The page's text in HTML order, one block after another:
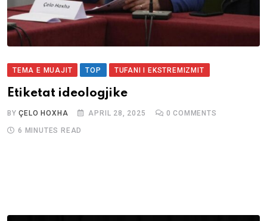
TEMA E MUAJIT TOP TUFANI I EKSTREMIZMIT
Etiketat ideologjike
BYÇELO HOXHA APRIL 28, 2025 0 COMMENTS
6 MINUTES READ